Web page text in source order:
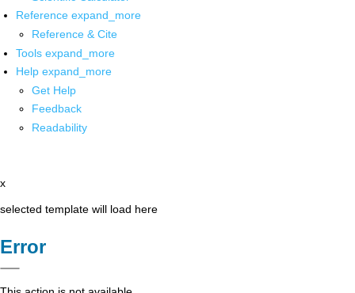
Reference expand_more
Reference & Cite
Tools expand_more
Help expand_more
Get Help
Feedback
Readability
x
selected template will load here
Error